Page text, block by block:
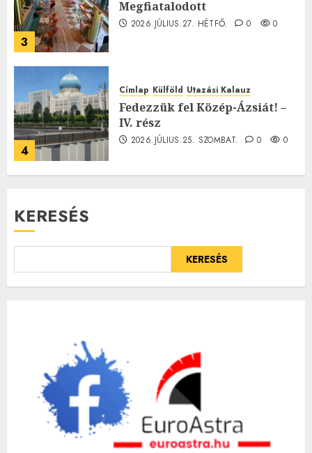
3
Megfiatalodott
2026.JÚLIUS.27. HÉTFŐ. 0 0
4
Címlap Külföld Utazási Kalauz
Fedezzük fel Közép-Ázsiát! –
IV. rész
2026.JÚLIUS.25. SZOMBAT. 0 0
KERESÉS
KERESÉS